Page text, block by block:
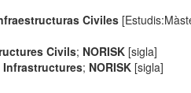
Civiles
Civils; NORISK [sigla]
Infrastructures; NORISK [sigla]